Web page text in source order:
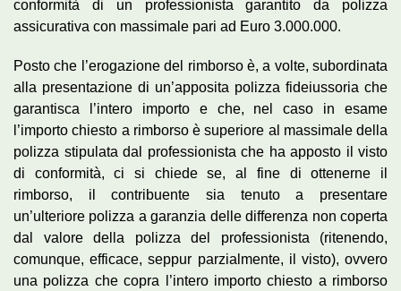
conformità di un professionista garantito da polizza
assicurativa con massimale pari ad Euro 3.000.000.
Posto che l’erogazione del rimborso è, a volte, subordinata
alla presentazione di un’apposita polizza fideiussoria che
garantisca l’intero importo e che, nel caso in esame
l’importo chiesto a rimborso è superiore al massimale della
polizza stipulata dal professionista che ha apposto il visto
di conformità, ci si chiede se, al fine di ottenerne il
rimborso, il contribuente sia tenuto a presentare
un’ulteriore polizza a garanzia delle differenza non coperta
dal valore della polizza del professionista (ritenendo,
comunque, efficace, seppur parzialmente, il visto), ovvero
una polizza che copra l’intero importo chiesto a rimborso